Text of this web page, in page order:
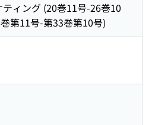
ィング (20巻11号-26巻10
第11号-第33巻第10号)